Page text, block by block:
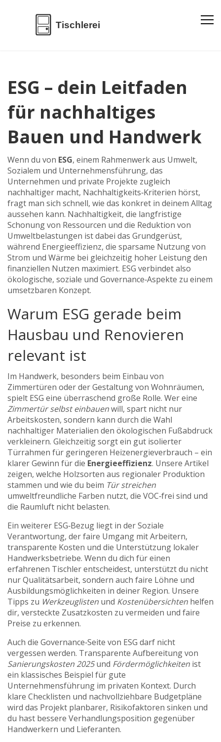
ESG – dein Leitfaden
für nachhaltiges
Bauen und Handwerk
Wenn du von ESG, einem Rahmenwerk aus Umwelt,
Sozialem und Unternehmensführung, das
Unternehmen und private Projekte zugleich
nachhaltiger macht, Nachhaltigkeits‑Kriterien hörst,
fragt man sich schnell, wie das konkret in deinem Alltag
aussehen kann. Nachhaltigkeit, die langfristige
Schonung von Ressourcen und die Reduktion von
Umweltbelastungen ist dabei das Grundgerüst,
während Energieeffizienz, die sparsame Nutzung von
Strom und Wärme bei gleichzeitig hoher Leistungden
finanziellen Nutzen maximiert. ESG verbindet also
ökologische, soziale und Governance‑Aspekte zu einem
umsetzbaren Konzept.
Warum ESG gerade beim
Hausbau und Renovieren
relevant ist
Im Handwerk, besonders beim Einbau von
Zimmertüren oder der Gestaltung von Wohnräumen,
spielt ESG eine überraschend große Rolle. Wer eine
Zimmertür selbst einbauenwill, spart nicht nur
Arbeitskosten, sondern kann durch die Wahl
nachhaltiger Materialien den ökologischen Fußabdruck
verkleinern. Gleichzeitig sorgt ein gut isolierter
Türrahmen für geringeren Heizenergieverbrauch – ein
klarer Gewinn für die Energieeffizienz. Unsere Artikel
zeigen, welche Holzsorten aus regionaler Produktion
stammen und wie du beim Tür streichen
umweltfreundliche Farben nutzt, die VOC‑frei sind und
die Raumluft nicht belasten.
Ein weiterer ESG‑Bezug liegt in derSoziale
Verantwortung, der faire Umgang mit Arbeitern,
transparente Kosten und die Unterstützung lokaler
Handwerksbetriebe. Wenn du dich für einen
erfahrenen Tischler entscheidest, unterstützt du nicht
nur Qualitätsarbeit, sondern auch faire Löhne und
Ausbildungsmöglichkeiten in deiner Region. Unsere
Tipps zu Werkzeuglisten und Kostenübersichten helfen
dir, versteckte Zusatzkosten zu vermeiden und faire
Preise zu erkennen.
Auch die Governance‑Seite von ESG darf nicht
vergessen werden. Transparente Aufbereitung von
Sanierungskosten 2025und Fördermöglichkeiten ist
ein klassisches Beispiel für gute
Unternehmensführung im privaten Kontext. Durch
klare Checklisten und nachvollziehbare Budgetpläne
wird das Projekt planbarer, Risiko­faktoren sinken und
du hast bessere Verhandlungsposition gegenüber
Handwerkern und Lieferanten.